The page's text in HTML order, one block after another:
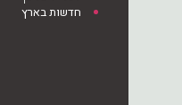
חדשות בארץ